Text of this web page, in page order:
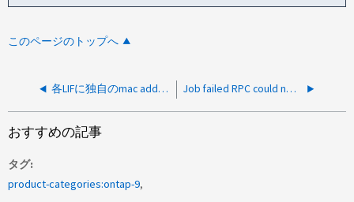
このページのトップへ
各LIFに独自のmac addressを設定することは可能か Job failed RPC could not make connection to mgwd from primary
おすすめの記事
タグ
product-categories:ontap-9